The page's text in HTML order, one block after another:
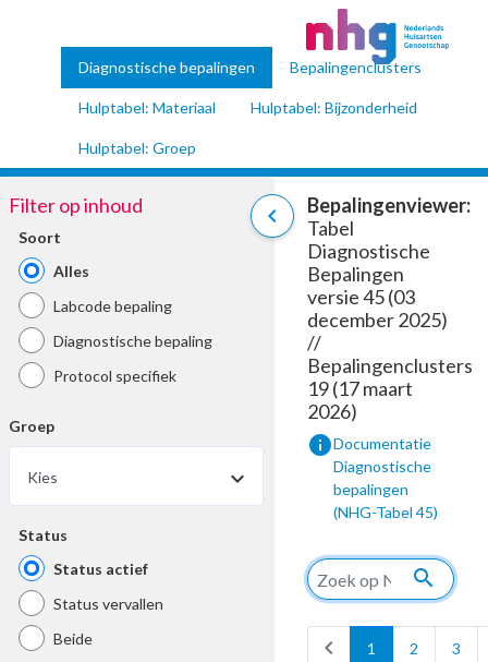
Diagnostische bepalingen Bepalingenclusters
Hulptabel: Materiaal Hulptabel: Bijzonderheid
Hulptabel: Groep
chevron_left
Filter op inhoud
Soort
Alles
Labcode bepaling
Diagnostische bepaling
Protocol specifiek
Groep
Kies
Status
Status actief
Status vervallen
Beide
Bepalingenviewer:
Tabel
Diagnostische
Bepalingen
versie 45 (03
december 2025)
//
Bepalingenclusters
19 (17 maart
2026)
infoDocumentatie
Diagnostische
bepalingen
(NHG-Tabel 45)
search
chevron_left 1 2 3